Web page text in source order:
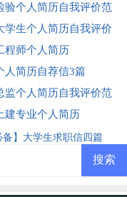
验个人简历自我评价范
学生个人简历自我评价
程师个人简历
人简历自荐信3篇
监个人简历自我评价范
5篇）
建专业个人简历
备】大学生求职信四篇